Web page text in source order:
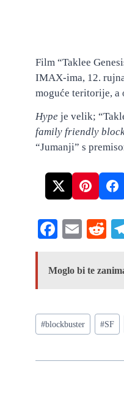
Film “Taklee
IMAX-ima, 12.
moguće teritorije,
Hype je velik;
family friendly
“Jumanji” s
Fa
bo
E
ail
R
di
Moglo bi te
Post
Tags:
#blockbuster #SF